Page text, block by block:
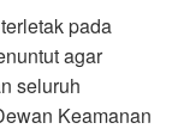
pada
agar
seluruh
Keamanan